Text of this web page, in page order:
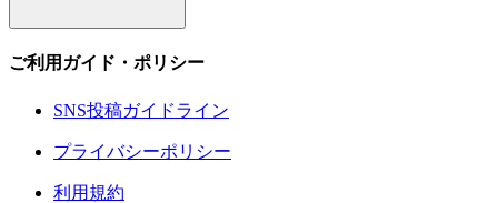
ご利用ガイド・ポリシー
SNS投稿ガイドライン
プライバシーポリシー
利用規約